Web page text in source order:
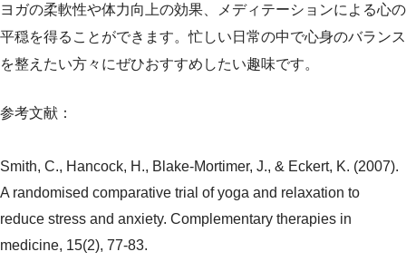
ヨガの柔軟性や体力向上の効果、メディテーションによる心の
平穏を得ることができます。忙しい日常の中で心身のバランス
を整えたい方々にぜひおすすめしたい趣味です。
参考文献：
Smith, C., Hancock, H., Blake-Mortimer, J., & Eckert, K. (2007).
A randomised comparative trial of yoga and relaxation to
reduce stress and anxiety. Complementary therapies in
medicine, 15(2), 77-83.